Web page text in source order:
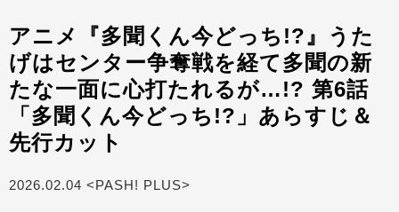
アニメ『多聞くん今どっち!?』うた
げはセンター争奪戦を経て多聞の新
たな一面に心打たれるが…!? 第6話
「多聞くん今どっち!?」あらすじ＆
先行カット
2026.02.04 <PASH! PLUS>